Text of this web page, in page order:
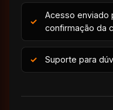
Acesso enviado
confirmação da
Suporte para